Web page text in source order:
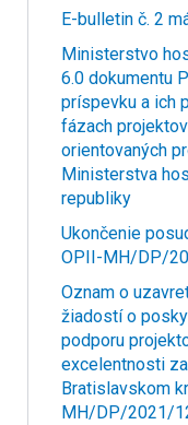
E-bulletin č. 2
Ministerstvo
6.0 dokumentu
príspevku a ich
fázach
orientovaných
Ministerstva
republiky
Ukončenie
OPII-MH/DP/
Oznam o
žiadostí o
podporu
excelentnosti
Bratislavskom
MH/DP/2021/